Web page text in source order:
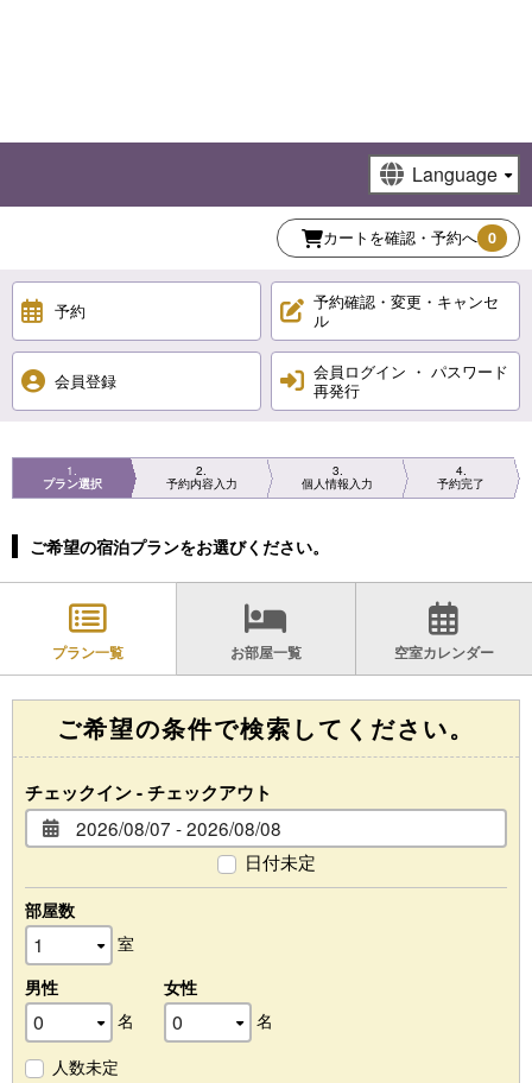
カートを確認・予約へ 0
予約
予約確認・変更・キャンセ
ル
会員登録
会員ログイン ・ パスワード
再発行
1
プラン選択
2
予約内容入力
3
個人情報入力
4
予約完了
ご希望の宿泊プランをお選びください。
プラン一覧 お部屋一覧 空室カレンダー
ご希望の条件で検索してください。
チェックイン - チェックアウト
日付未定
部屋数
室
男性
名
女性
名
人数未定